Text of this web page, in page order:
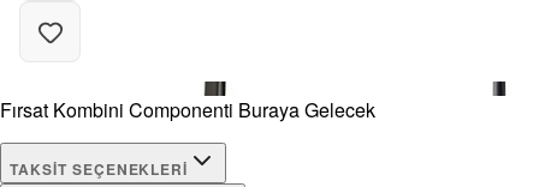
Fırsat Kombini Componenti Buraya Gelecek
TAKSIT SEÇENEKLERI